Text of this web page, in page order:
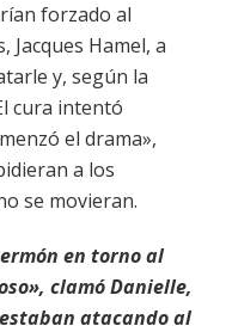
forzado al
Jacques Hamel, a
y, según la
cura intentó
el drama»,
a los
se movieran.
en torno al
clamó Danielle,
atacando al